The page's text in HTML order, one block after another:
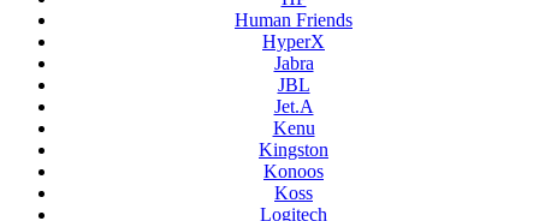
Human Friends
HyperX
Jabra
JBL
Jet.A
Kenu
Kingston
Konoos
Koss
Logitech